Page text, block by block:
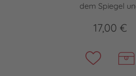
dem Spiegel
17,00 €